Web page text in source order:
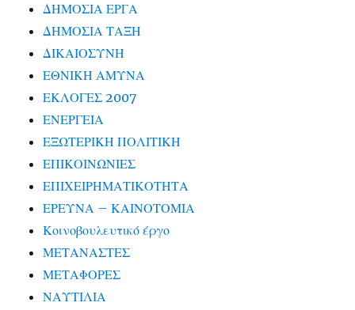
ΔΗΜΟΣΙΑ ΕΡΓΑ
ΔΗΜΟΣΙΑ ΤΑΞΗ
ΔΙΚΑΙΟΣΥΝΗ
ΕΘΝΙΚΗ ΑΜΥΝΑ
ΕΚΛΟΓΕΣ 2007
ΕΝΕΡΓΕΙΑ
ΕΞΩΤΕΡΙΚΗ ΠΟΛΙΤΙΚΗ
ΕΠΙΚΟΙΝΩΝΙΕΣ
ΕΠΙΧΕΙΡΗΜΑΤΙΚΟΤΗΤΑ
ΕΡΕΥΝΑ – ΚΑΙΝΟΤΟΜΙΑ
Κοινοβουλευτικό έργο
ΜΕΤΑΝΑΣΤΕΣ
ΜΕΤΑΦΟΡΕΣ
ΝΑΥΤΙΛΙΑ